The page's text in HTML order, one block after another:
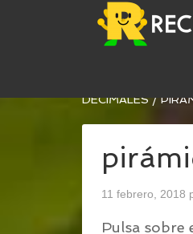
DECIMALES /
11 febrero, 2018
Pulsa sobre